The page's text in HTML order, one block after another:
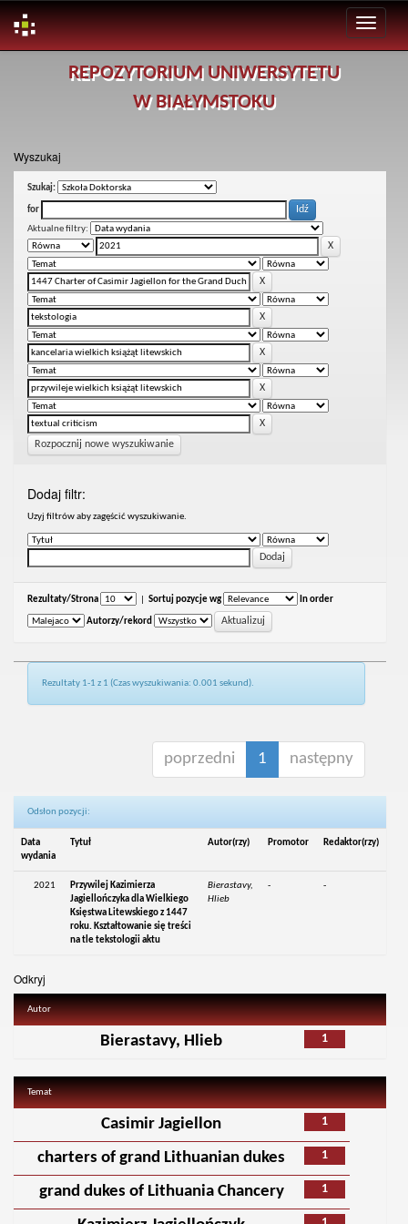
REPOZYTORIUM UNIWERSYTETU
W BIAŁYMSTOKU
Wyszukaj
Szukaj:
for
Aktualne filtry:
Rozpocznij nowe wyszukiwanie
Dodaj filtr:
Uzyj filtrów aby zagęścić wyszukiwanie.
Rezultaty/Strona Sortuj pozycje wg In order
Autorzy/rekord
Rezultaty 1-1 z 1 (Czas wyszukiwania: 0.001 sekund).
poprzedni 1 następny
Odsłon pozycji:
Data
wydania
Tytuł Autor(rzy) Promotor Redaktor(rzy)
2021
Przywilej Kazimierza
Jagiellończyka dla Wielkiego
Księstwa Litewskiego z 1447
roku. Kształtowanie się treści
na tle tekstologii aktu
Bierastavy,
Hlieb
- -
Odkryj
Autor
1
Bierastavy, Hlieb
Temat
1
Casimir Jagiellon
1
charters of grand Lithuanian dukes
1
grand dukes of Lithuania Chancery